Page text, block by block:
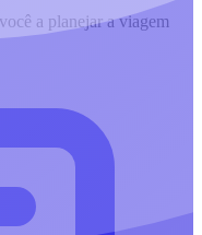
a planejar a viagem